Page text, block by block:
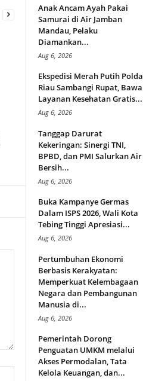
Anak Ancam Ayah Pakai
Samurai di Air Jamban
Mandau, Pelaku
Diamankan...
Aug 6, 2026
Ekspedisi Merah Putih Polda
Riau Sambangi Rupat, Bawa
Layanan Kesehatan Gratis...
Aug 6, 2026
Tanggap Darurat
Kekeringan: Sinergi TNI,
BPBD, dan PMI Salurkan Air
Bersih...
Aug 6, 2026
Buka Kampanye Germas
Dalam ISPS 2026, Wali Kota
Tebing Tinggi Apresiasi...
Aug 6, 2026
Pertumbuhan Ekonomi
Berbasis Kerakyatan:
Memperkuat Kelembagaan
Negara dan Pembangunan
Manusia di...
Aug 6, 2026
Pemerintah Dorong
Penguatan UMKM melalui
Akses Permodalan, Tata
Kelola Keuangan, dan...